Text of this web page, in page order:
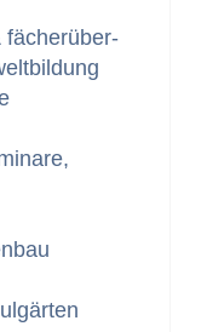
fächerüber­